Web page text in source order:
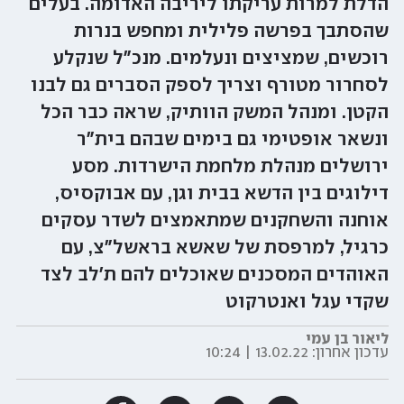
הדלת למרות עריקתו ליריבה האדומה. בעלים
שהסתבך בפרשה פלילית ומחפש בנרות
רוכשים, שמציצים ונעלמים. מנכ"ל שנקלע
לסחרור מטורף וצריך לספק הסברים גם לבנו
הקטן. ומנהל המשק הוותיק, שראה כבר הכל
ונשאר אופטימי גם בימים שבהם בית"ר
ירושלים מנהלת מלחמת הישרדות. מסע
דילוגים בין הדשא בבית וגן, עם אבוקסיס,
אוחנה והשחקנים שמתאמצים לשדר עסקים
כרגיל, למרפסת של שאשא בראשל"צ, עם
האוהדים המסכנים שאוכלים להם ת'לב לצד
שקדי עגל ואנטרקוט
ליאור בן עמי
עדכון אחרון: 13.02.22 | 10:24